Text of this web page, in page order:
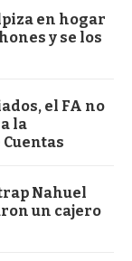
en hogar
y se los
el FA no
la
Nahuel
un cajero